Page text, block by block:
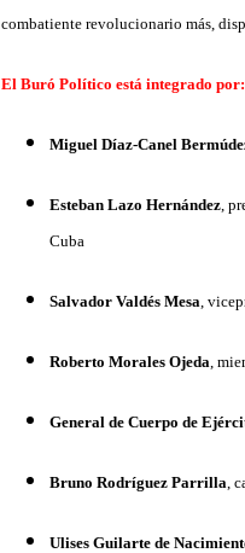
combatiente revolucionario más,
El Buró Político está integrado por:
Miguel Díaz-Canel
Esteban Lazo Hernández ,
Cuba
Salvador Valdés Mesa ,
Roberto Morales Ojeda ,
General de Cuerpo de
Bruno Rodríguez Parrilla ,
Ulises Guilarte de